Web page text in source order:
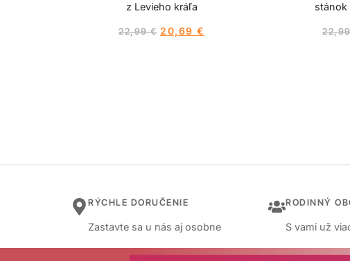
z Levieho kráľa
22,99€ 20,69 €
stánok
RÝCHLE DORUČENIE
Zastavte sa u nás aj osobne
RODINNÝ
S vami už